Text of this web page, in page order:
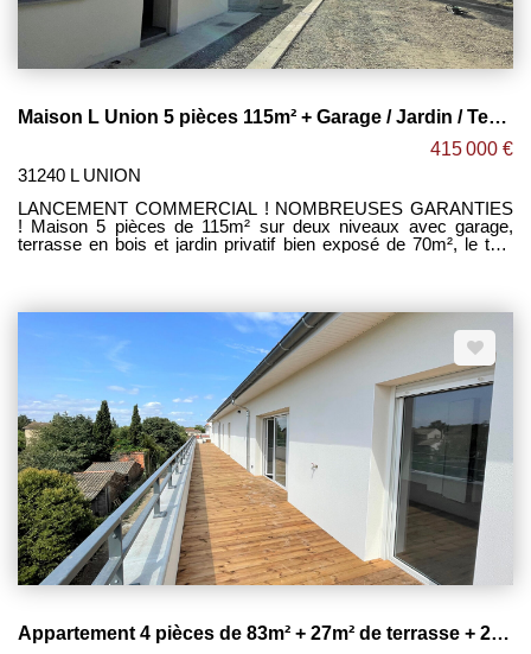
Maison L Union 5 pièces 115m² + Garage / Jardin / Terrasse ! L'UNION
415 000 €
31240 L UNION
LANCEMENT COMMERCIAL ! NOMBREUSES GARANTIES
! Maison 5 pièces de 115m² sur deux niveaux avec garage,
terrasse en bois et jardin privatif bien exposé de 70m², le tout
Jardin ] -Agréable séjour lumineux ouvert sur cuisine le tout
donnant accès sur un extérieur sans vis-à-vis bien exposé. -4
belles chambres avec placards dont une suite parentale en
RDC avec salle d'eau privative. -Salle de bain à l'étage avec
baignoire / meuble double vasque / sèche serviette / WC. -
Espace cellier. -2 WC séparés. -Garage privatif + Parking. -
Belles prestations ! (possibilité de personnaliser le logement).
Maxime FONTENELLE LES CLEFS DU NEUF
Appartement 4 pièces de 83m² + 27m² de terrasse + 2 parking ! L'UNION